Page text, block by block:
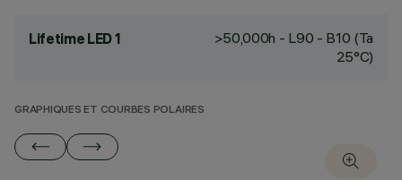
Lifetime LED 1
>50,000h - L90 - B10 (Ta
25°C)
GRAPHIQUES ET COURBES POLAIRES